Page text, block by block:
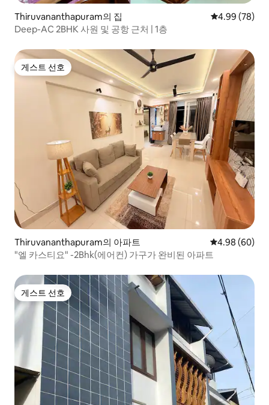
Thiruvananthapuram의 집 평점 4.99점(5
4.99 (78)
Deep-AC 2BHK 사원 및 공항 근처 | 1층
게스트 선호
게스트 선호
Thiruvananthapuram의 아파트 평점 4.98점(5
4.98 (60)
"엘 카스티요" -2Bhk(에어컨) 가구가 완비된 아파트
게스트 선호
게스트 선호